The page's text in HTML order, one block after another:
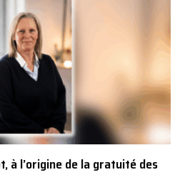
à l’origine de la gratuité des